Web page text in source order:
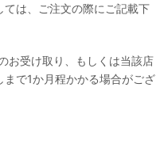
ては、ご注文の際にご記載下
お受け取り、もしくは当該店
で1か月程かかる場合がござ